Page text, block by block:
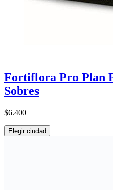
Fortiflora Pro Plan
Sobres
$6.400
Elegir ciudad